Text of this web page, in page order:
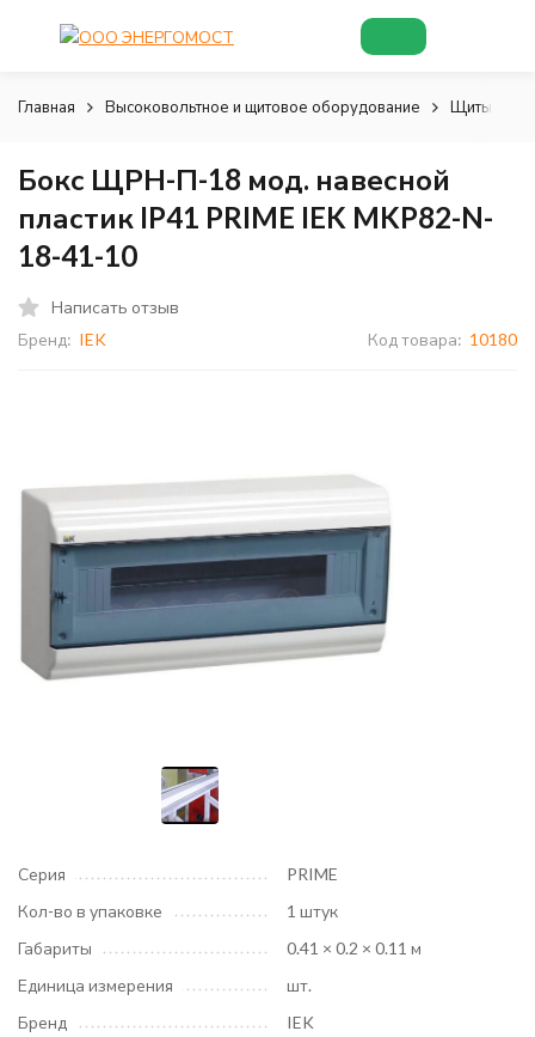
Главная Высоковольтное и щитовое оборудование Щиты и
Бокс ЩРН-П-18 мод. навесной
пластик IP41 PRIME IEK MKP82-N-
18-41-10
Написать отзыв
Бренд: IEK Код товара: 10180
Серия
PRIME
Кол-во в упаковке
1 штук
Габариты
0.41 × 0.2 × 0.11 м
Единица измерения
шт.
Бренд
IEK